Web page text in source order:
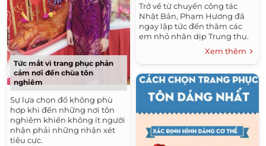
Tức mắt vì trang phục phản
cảm nơi đền chùa tôn
nghiêm
Sự lựa chọn đồ không phù
hợp khi đến những nơi tôn
nghiêm khiến không ít người
nhận phải những nhận xét
tiêu cực.
Trở về từ chuyến công tác
Nhật Bản, Phạm Hương đã
ngay lập tức đến thăm các
em nhỏ nhân dịp Trung thu.
Xem thêm